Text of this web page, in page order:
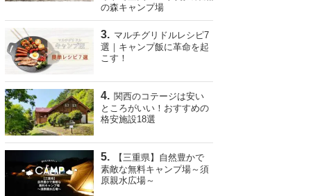
の森キャンプ場
マルチグリドルレシピ7
選｜キャンプ飯に革命を起
こす！
関西のコテージは安い
ところがいい！おすすめの
格安施設18選
【三重県】自然豊かで
素敵な無料キャンプ場～須
原親水広場～